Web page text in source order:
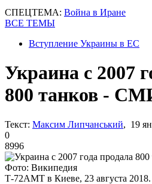
СПЕЦТЕМА: Война в Иране
ВСЕ ТЕМЫ
Вступление Украины в ЕС
Украина с 2007
800 танков -
Текст: Максим Липчанський, 19
0
8996
Фото: Википедия
Т-72АМТ в Киеве, 23 августа 2018.